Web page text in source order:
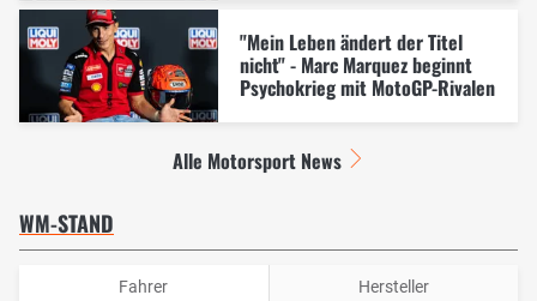
"Mein Leben ändert der Titel
nicht" - Marc Marquez beginnt
Psychokrieg mit MotoGP-Rivalen
Alle Motorsport News
WM-STAND
Fahrer Hersteller